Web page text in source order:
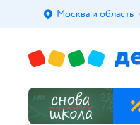
Выбор
Москва и область